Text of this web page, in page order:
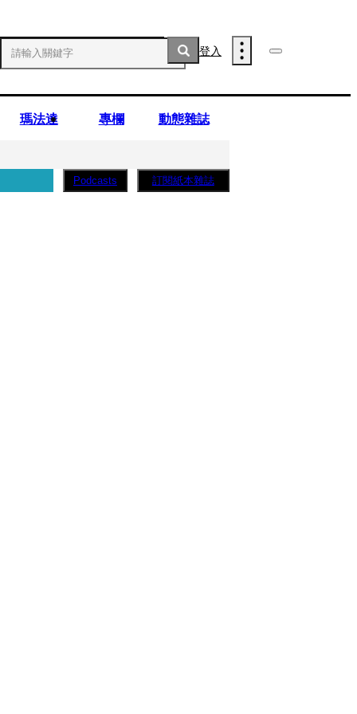
登入
瑪法達 專欄 動態雜誌
Podcasts 訂閱紙本雜誌